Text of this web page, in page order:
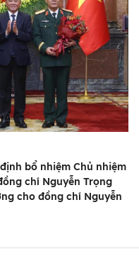
bổ nhiệm Chủ nhiệm
chí Nguyễn Trọng
cho đồng chí Nguyễn